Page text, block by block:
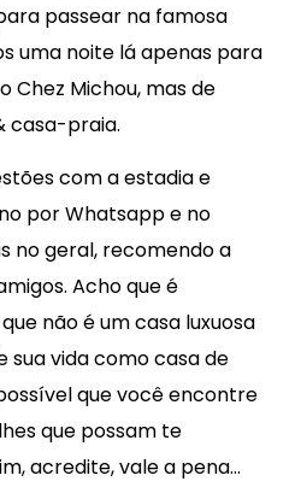
passear na famosa
uma noite lá apenas para
Chez Michou, mas de
casa-praia.
com a estadia e
por Whatsapp e no
no geral, recomendo a
Acho que é
não é um casa luxuosa
sua vida como casa de
que você encontre
que possam te
acredite, vale a pena…